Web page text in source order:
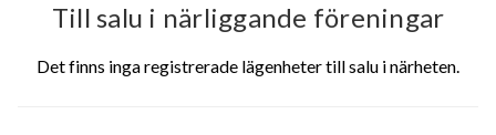
Till salu i närliggande föreningar
Det finns inga registrerade lägenheter till salu i närheten.